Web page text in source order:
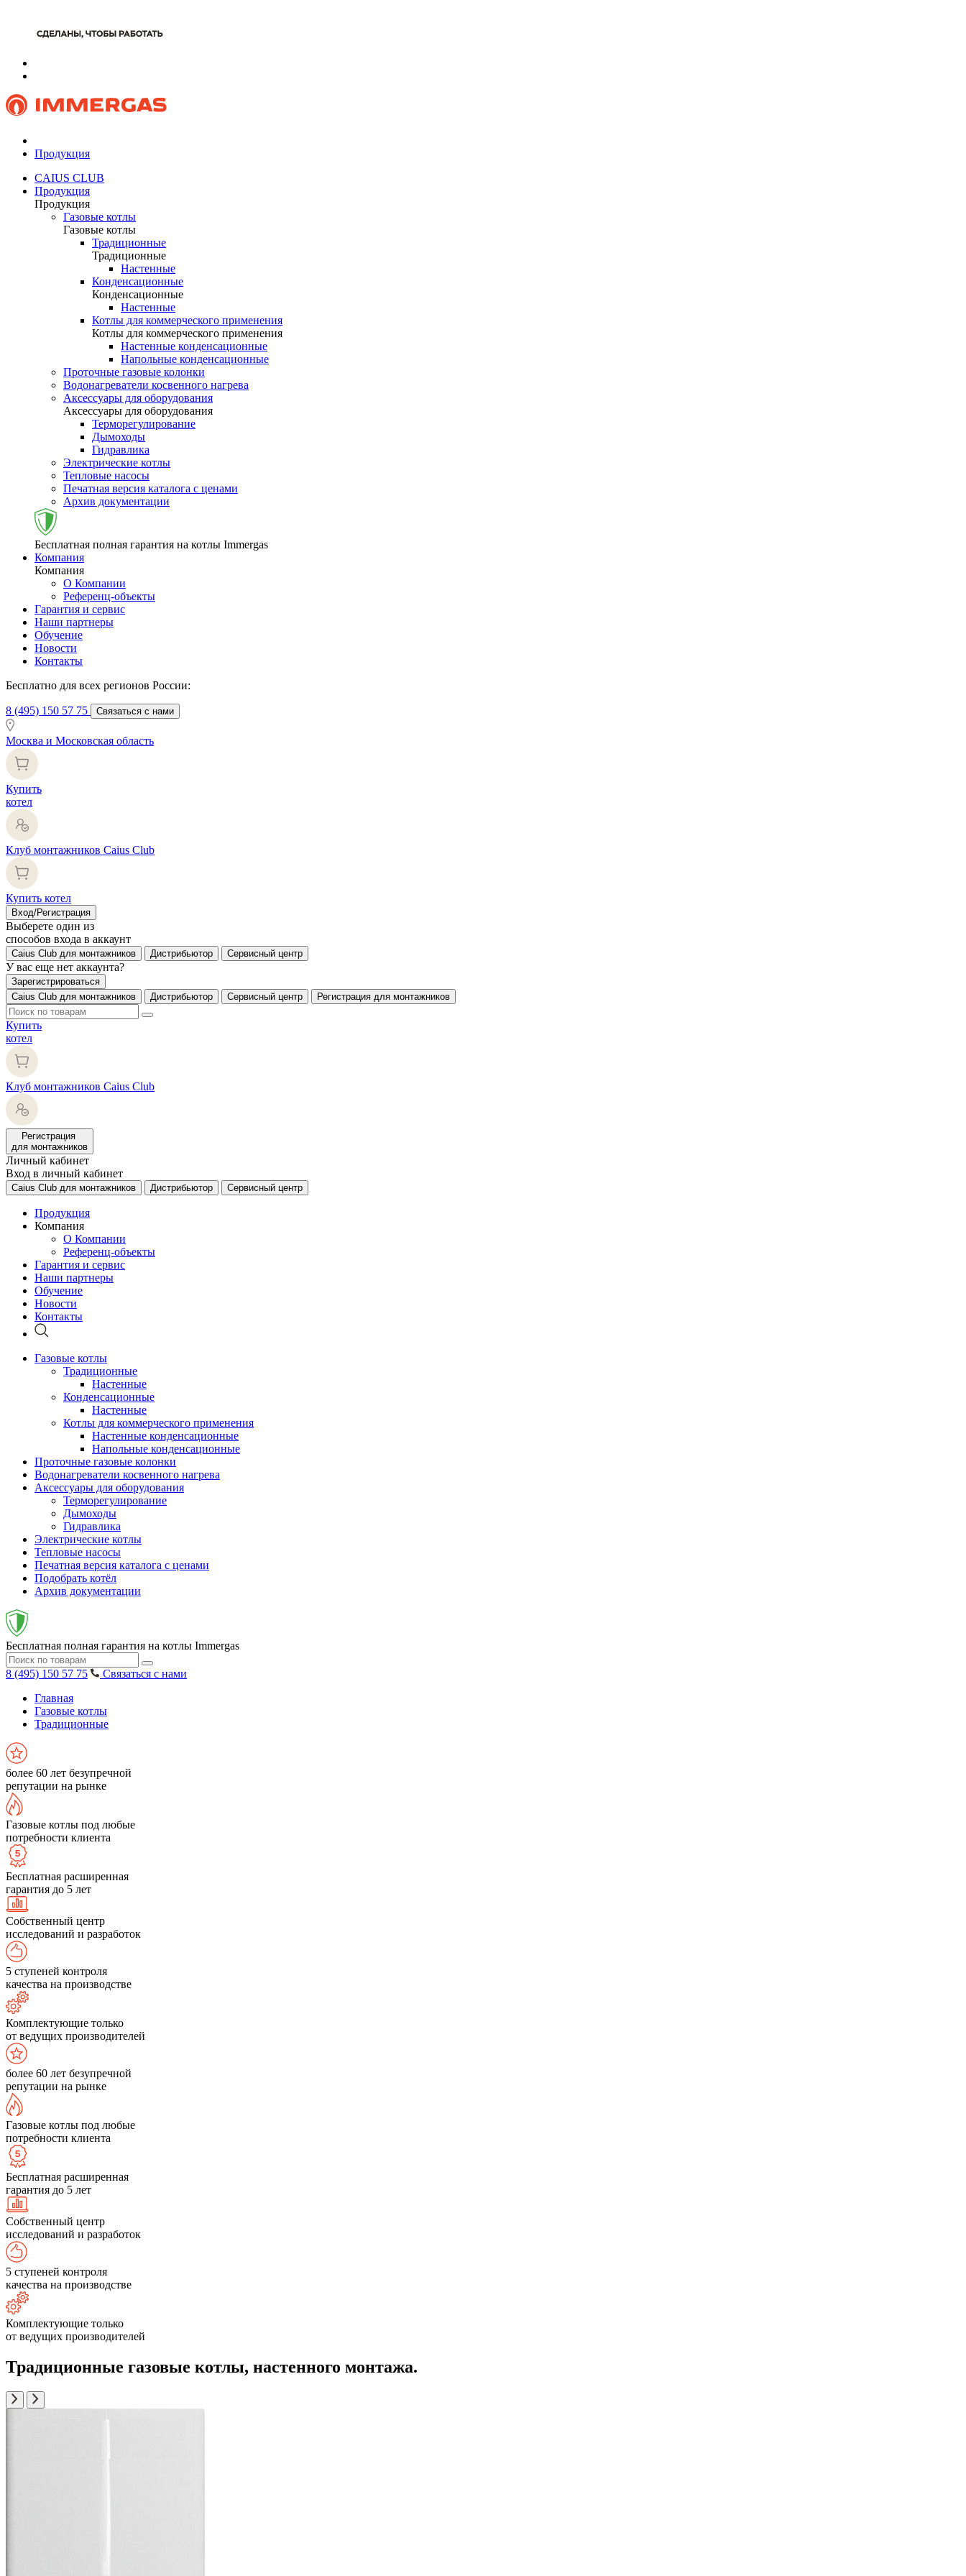
Продукция
CAIUS CLUB
Продукция
Продукция
Газовые котлы
Газовые котлы
Традиционные
Традиционные
Настенные
Конденсационные
Конденсационные
Настенные
Котлы для коммерческого применения
Котлы для коммерческого применения
Настенные конденсационные
Напольные конденсационные
Проточные газовые колонки
Водонагреватели косвенного нагрева
Аксессуары для оборудования
Аксессуары для оборудования
Терморегулирование
Дымоходы
Гидравлика
Электрические котлы
Тепловые насосы
Печатная версия каталога с ценами
Архив документации
Бесплатная полная гарантия на котлы Immergas
Компания
Компания
О Компании
Референц-объекты
Гарантия и сервис
Наши партнеры
Обучение
Новости
Контакты
Бесплатно для всех регионов России:
8 (495) 150 57 75 Связаться с нами
Москва и Московская область
Купить
котел
Клуб монтажников Caius Club
Купить котел
Вход/Регистрация
Выберете один из
способов входа в аккаунт
Caius Club для монтажников Дистрибьютор Сервисный центр
У вас еще нет аккаунта?
Зарегистрироваться
Caius Club для монтажников
Дистрибьютор Сервисный центр Регистрация для монтажников
Купить
котел
Клуб монтажников Caius Club
Регистрация
для монтажников
Личный кабинет
Вход в личный кабинет
Caius Club для монтажников Дистрибьютор Сервисный центр
Продукция
Компания
О Компании
Референц-объекты
Гарантия и сервис
Наши партнеры
Обучение
Новости
Контакты
Газовые котлы
Традиционные
Настенные
Конденсационные
Настенные
Котлы для коммерческого применения
Настенные конденсационные
Напольные конденсационные
Проточные газовые колонки
Водонагреватели косвенного нагрева
Аксессуары для оборудования
Терморегулирование
Дымоходы
Гидравлика
Электрические котлы
Тепловые насосы
Печатная версия каталога с ценами
Подобрать котёл
Архив документации
Бесплатная полная гарантия на котлы Immergas
8 (495) 150 57 75
Связаться с нами
Главная
Газовые котлы
Традиционные
более 60 лет безупречной
репутации на рынке
Газовые котлы под любые
потребности клиента
Бесплатная расширенная
гарантия до 5 лет
Собственный центр
исследований и разработок
5 ступеней контроля
качества на производстве
Комплектующие только
от ведущих производителей
более 60 лет безупречной
репутации на рынке
Газовые котлы под любые
потребности клиента
Бесплатная расширенная
гарантия до 5 лет
Собственный центр
исследований и разработок
5 ступеней контроля
качества на производстве
Комплектующие только
от ведущих производителей
Традиционные газовые котлы, настенного монтажа.